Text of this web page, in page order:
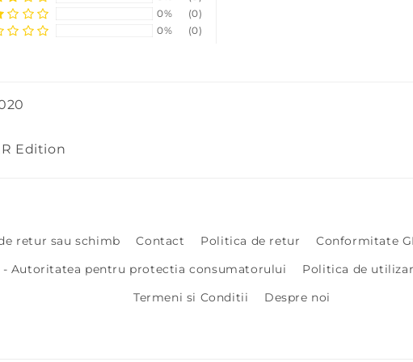
0%
(0)
0%
(0)
Edition
retur sau schimb Contact Politica de retur
Conformitate
- Autoritatea pentru protectia consumatorului
Politica de
Termeni si Conditii
Despre noi